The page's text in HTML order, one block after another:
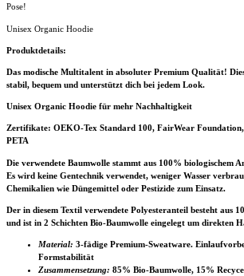
Pose!
Unisex Organic Hoodie
Produktdetails:
Das modische Multitalent in absoluter Premium Qualität!
stabil, bequem und unterstützt dich bei jedem Look.
Unisex Organic Hoodie für mehr Nachhaltigkeit
Zertifikate: OEKO-Tex Standard 100, FairWear
PETA
Die verwendete Baumwolle stammt aus 100% biologischem
Es wird keine Gentechnik verwendet, weniger Wasser
Chemikalien wie Düngemittel oder Pestizide zum Einsatz.
Der in diesem Textil verwendete Polyesteranteil besteht aus
und ist in 2 Schichten Bio-Baumwolle eingelegt um direkten
Material: 3-fädige Premium-Sweatware.
Formstabilität
Zusammensetzung: 85% Bio-Baumwolle, 15%